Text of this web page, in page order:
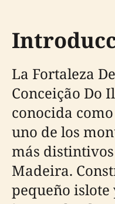
La Fortaleza
Conceição Do
conocida
uno de los
más
Madeira.
pequeño